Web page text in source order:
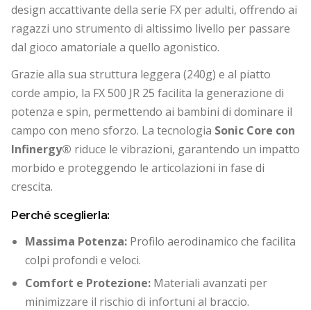
design accattivante della serie FX per adulti, offrendo ai
ragazzi uno strumento di altissimo livello per passare
dal gioco amatoriale a quello agonistico.
Grazie alla sua struttura leggera (240g) e al piatto
corde ampio, la FX 500 JR 25 facilita la generazione di
potenza e spin, permettendo ai bambini di dominare il
campo con meno sforzo. La tecnologia Sonic Core con
Infinergy® riduce le vibrazioni, garantendo un impatto
morbido e proteggendo le articolazioni in fase di
crescita.
Perché sceglierla:
Massima Potenza: Profilo aerodinamico che facilita
colpi profondi e veloci.
Comfort e Protezione: Materiali avanzati per
minimizzare il rischio di infortuni al braccio.